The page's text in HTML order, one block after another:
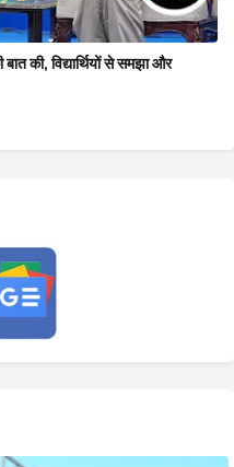
की, विद्यार्थियों से समझा और